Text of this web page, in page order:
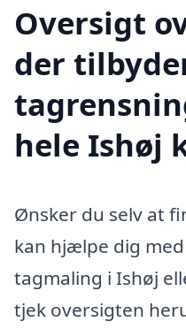
Oversigt
der
hele Ishøj
Ønsker du selv at
kan hjælpe dig
tagmaling i Ishøj
tjek oversigten